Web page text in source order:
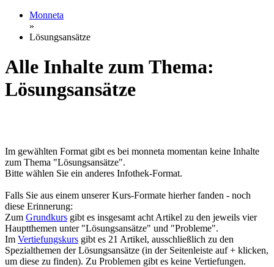
Monneta
»
Lösungsansätze
Alle Inhalte zum Thema:
Lösungsansätze
Im gewählten Format gibt es bei monneta momentan keine Inhalte
zum Thema "Lösungsansätze".
Bitte wählen Sie ein anderes Infothek-Format.
Falls Sie aus einem unserer Kurs-Formate hierher fanden - noch
diese Erinnerung:
Zum Grundkurs gibt es insgesamt acht Artikel zu den jeweils vier
Hauptthemen unter "Lösungsansätze" und "Probleme".
Im Vertiefungskurs gibt es 21 Artikel, ausschließlich zu den
Spezialthemen der Lösungsansätze (in der Seitenleiste auf + klicken,
um diese zu finden). Zu Problemen gibt es keine Vertiefungen.